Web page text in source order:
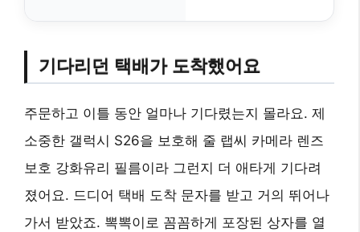
기다리던 택배가 도착했어요
주문하고 이틀 동안 얼마나 기다렸는지 몰라요. 제
소중한 갤럭시 S26을 보호해 줄 랩씨 카메라 렌즈
보호 강화유리 필름이라 그런지 더 애타게 기다려
졌어요. 드디어 택배 도착 문자를 받고 거의 뛰어나
가서 받았죠. 뽁뽁이로 꼼꼼하게 포장된 상자를 열